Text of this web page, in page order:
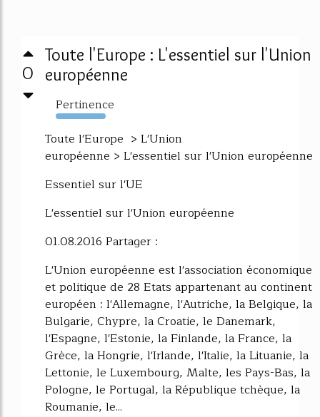
0
Toute l'Europe : L'essentiel sur l'Union
européenne
Pertinence
831%
Toute l'Europe > L'Union
européenne > L'essentiel sur l'Union européenne
Essentiel sur l'UE
L'essentiel sur l'Union européenne
01.08.2016 Partager :
L'Union européenne est l'association économique
et politique de 28 Etats appartenant au continent
européen : l'Allemagne, l'Autriche, la Belgique, la
Bulgarie, Chypre, la Croatie, le Danemark,
l'Espagne, l'Estonie, la Finlande, la France, la
Grèce, la Hongrie, l'Irlande, l'Italie, la Lituanie, la
Lettonie, le Luxembourg, Malte, les Pays-Bas, la
Pologne, le Portugal, la République tchèque, la
Roumanie, le...